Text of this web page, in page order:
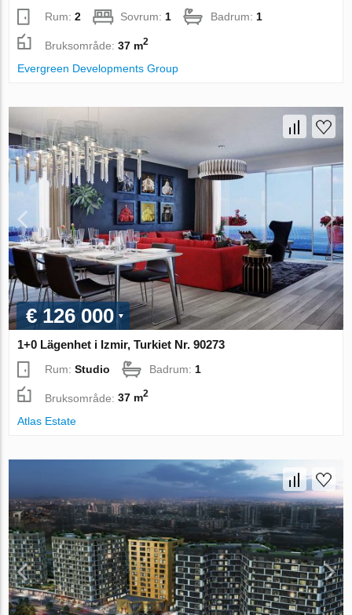
Rum:2 Sovrum: 1 Badrum: 1
Bruksområde:37 m2
Evergreen Developments Group
€ 126 000
1+0 Lägenhet i Izmir, Turkiet Nr. 90273
Rum:Studio Badrum: 1
Bruksområde:37 m2
Atlas Estate